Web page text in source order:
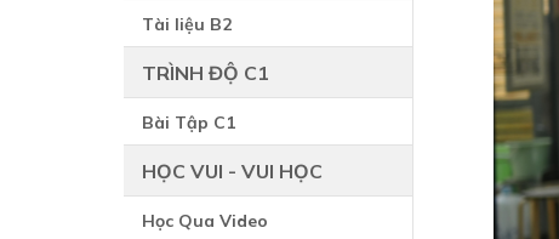
Tài liệu B2
TRÌNH ĐỘ C1
Bài Tập C1
HỌC VUI - VUI HỌC
Học Qua Video